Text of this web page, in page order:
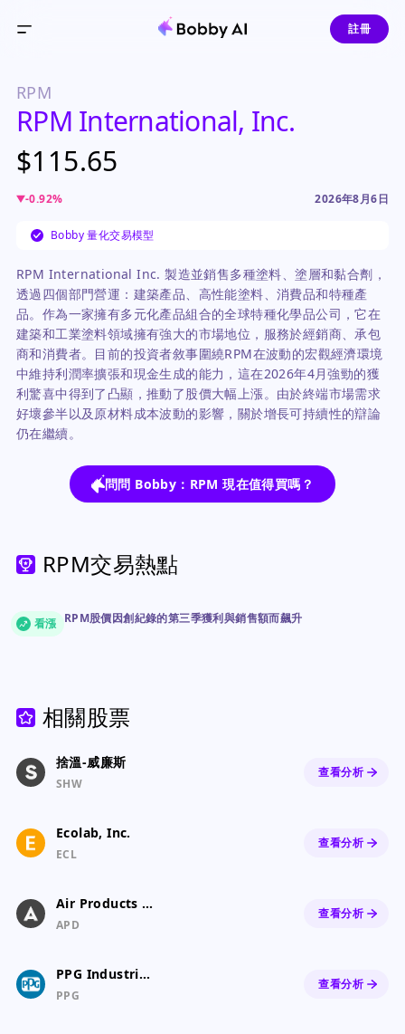
註冊
RPM
RPM International, Inc.
$115.65
-0.92% 2026年8月6日
Bobby 量化交易模型
RPM International Inc. 製造並銷售多種塗料、塗層和黏合劑，
透過四個部門營運：建築產品、高性能塗料、消費品和特種產
品。作為一家擁有多元化產品組合的全球特種化學品公司，它在
建築和工業塗料領域擁有強大的市場地位，服務於經銷商、承包
商和消費者。目前的投資者敘事圍繞RPM在波動的宏觀經濟環境
中維持利潤率擴張和現金生成的能力，這在2026年4月強勁的獲
利驚喜中得到了凸顯，推動了股價大幅上漲。由於終端市場需求
好壞參半以及原材料成本波動的影響，關於增長可持續性的辯論
仍在繼續。
問問 Bobby：RPM 現在值得買嗎？
RPM交易熱點
看漲 RPM股價因創紀錄的第三季獲利與銷售額而飆升
相關股票
捨溫-威廉斯
SHW
查看分析
Ecolab, Inc.
ECL
查看分析
Air Products & Chemicals, Inc.
APD
查看分析
PPG Industries, Inc.
PPG
查看分析